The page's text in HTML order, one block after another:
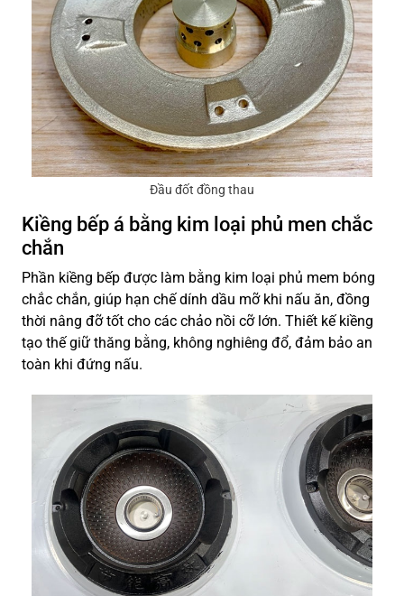
Đầu đốt đồng thau
Kiềng bếp á bằng kim loại phủ men chắc
chắn
Phần kiềng bếp được làm bằng kim loại phủ mem bóng
chắc chắn, giúp hạn chế dính dầu mỡ khi nấu ăn, đồng
thời nâng đỡ tốt cho các chảo nồi cỡ lớn. Thiết kế kiềng
tạo thế giữ thăng bằng, không nghiêng đổ, đảm bảo an
toàn khi đứng nấu.